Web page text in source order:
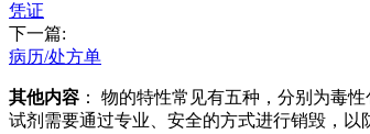
凭证
下一篇:
病历/处方单
其他内容 ： 物的特性常见有五种，分别为毒
试剂需要通过专业、安全的方式进行销毁，